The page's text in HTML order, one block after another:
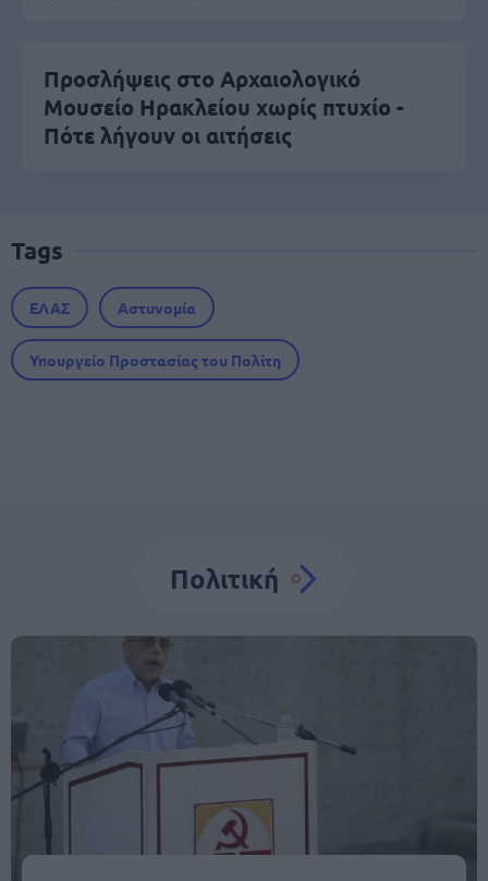
Προσλήψεις στο Αρχαιολογικό
Μουσείο Ηρακλείου χωρίς πτυχίο -
Πότε λήγουν οι αιτήσεις
Tags
ΕΛΑΣ Αστυνομία
Υπουργείο Προστασίας του Πολίτη
Πολιτική